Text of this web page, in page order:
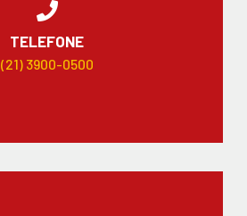
TELEFONE
(21) 3900-0500